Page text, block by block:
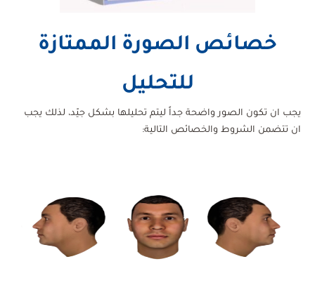
خصائص الصورة الممتازة
للتحليل
يجب ان تكون الصور واضحة جداً ليتم تحليلها بشكل جيّد، لذلك يجب
ان تتضمن الشروط والخصائص التالية: